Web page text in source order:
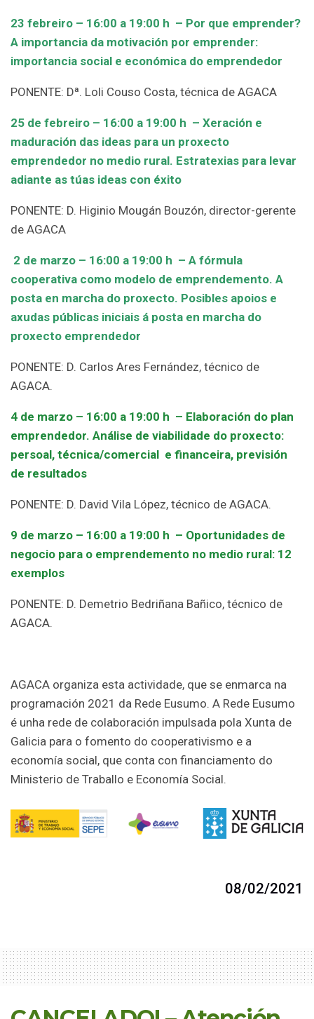
23 febreiro – 16:00 a 19:00 h – Por que emprender?
A importancia da motivación por emprender:
importancia social e económica do emprendedor
PONENTE: Dª. Loli Couso Costa, técnica de AGACA
25 de febreiro – 16:00 a 19:00 h – Xeración e
maduración das ideas para un proxecto
emprendedor no medio rural. Estratexias para levar
adiante as túas ideas con éxito
PONENTE: D. Higinio Mougán Bouzón, director-gerente
de AGACA
2 de marzo – 16:00 a 19:00 h – A fórmula
cooperativa como modelo de emprendemento. A
posta en marcha do proxecto. Posibles apoios e
axudas públicas iniciais á posta en marcha do
proxecto emprendedor
PONENTE: D. Carlos Ares Fernández, técnico de
AGACA.
4 de marzo – 16:00 a 19:00 h – Elaboración do plan
emprendedor. Análise de viabilidade do proxecto:
persoal, técnica/comercial e financeira, previsión
de resultados
PONENTE: D. David Vila López, técnico de AGACA.
9 de marzo – 16:00 a 19:00 h – Oportunidades de
negocio para o emprendemento no medio rural: 12
exemplos
PONENTE: D. Demetrio Bedriñana Bañico, técnico de
AGACA.
AGACA organiza esta actividade, que se enmarca na
programación 2021 da Rede Eusumo. A Rede Eusumo
é unha rede de colaboración impulsada pola Xunta de
Galicia para o fomento do cooperativismo e a
economía social, que conta con financiamento do
Ministerio de Traballo e Economía Social.
08/02/2021